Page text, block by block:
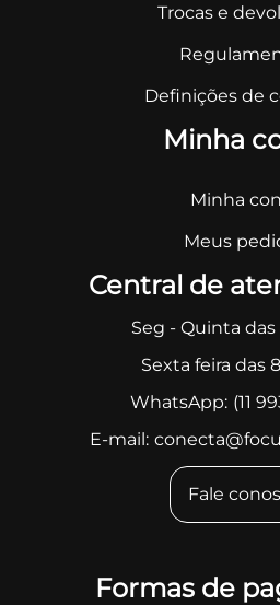
Trocas e
Definições de
Minha
Minha
Meus
Central de
Seg - Quinta das
Sexta feira das
WhatsApp: (11
E-mail:
Fale
Formas de